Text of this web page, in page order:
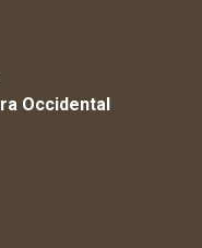
Occidental